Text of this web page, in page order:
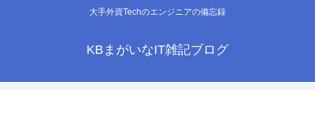
大手外資Techのエンジニアの備忘録
KBまがいなIT雑記ブログ